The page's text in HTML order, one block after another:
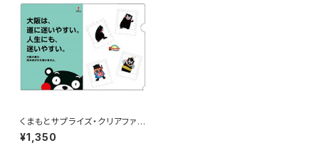
くまもとサプライズ・クリアファイ
ル〈3枚組〉F
¥1,350